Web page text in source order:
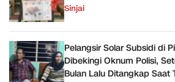
Sinjai
Pelangsir Solar Subsidi di
Dibekingi Oknum Polisi,
Bulan Lalu Ditangkap Saat